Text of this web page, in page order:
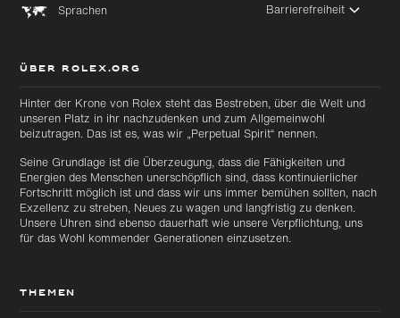
Sprachen Barrierefreiheit
ÜBER ROLEX.ORG
Hinter der Krone von Rolex steht das Bestreben, über die Welt und
unseren Platz in ihr nachzudenken und zum Allgemeinwohl
beizutragen. Das ist es, was wir „Perpetual Spirit“ nennen.
Seine Grundlage ist die Überzeugung, dass die Fähigkeiten und
Energien des Menschen unerschöpflich sind, dass kontinuierlicher
Fortschritt möglich ist und dass wir uns immer bemühen sollten, nach
Exzellenz zu streben, Neues zu wagen und langfristig zu denken.
Unsere Uhren sind ebenso dauerhaft wie unsere Verpflichtung, uns
für das Wohl kommender Generationen einzusetzen.
THEMEN